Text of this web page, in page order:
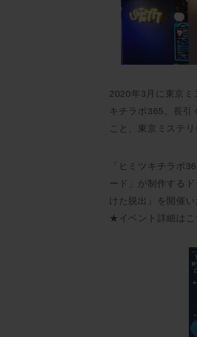
2020年3月に東京ミ
キチラボ365。長引
こと、東京ミステ
「ヒミツキチラボ
ード」が制作する
けた脱出』を開催い
★イベント詳細はこ